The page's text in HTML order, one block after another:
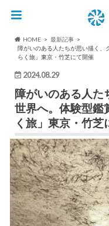
HOME
最新記事
障がいのある人たちが思い描く、
らく旅」東京・竹芝にて開催
2024.08.29
障がいのある人た
世界へ。体験型鑑
く旅」東京・竹芝